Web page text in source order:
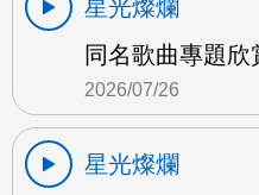
星光燦爛
同名歌曲專題
2026/07/26
星光燦爛